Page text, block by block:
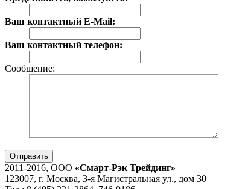
Ваш контактный E-Mail:
Ваш контактный телефон:
Сообщение:
Отправить
2011-2016, ООО «Смарт-Рэк Трейдинг»
123007, г. Москва, 3-я Магистральная ул., дом 30